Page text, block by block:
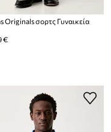
Originals σορτς Γυναικεία
€